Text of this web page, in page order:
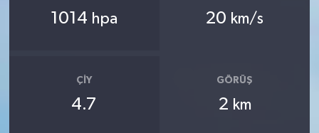
1014 hpa 20 km/s
ÇIY
4.7
GÖRÜŞ
2 km